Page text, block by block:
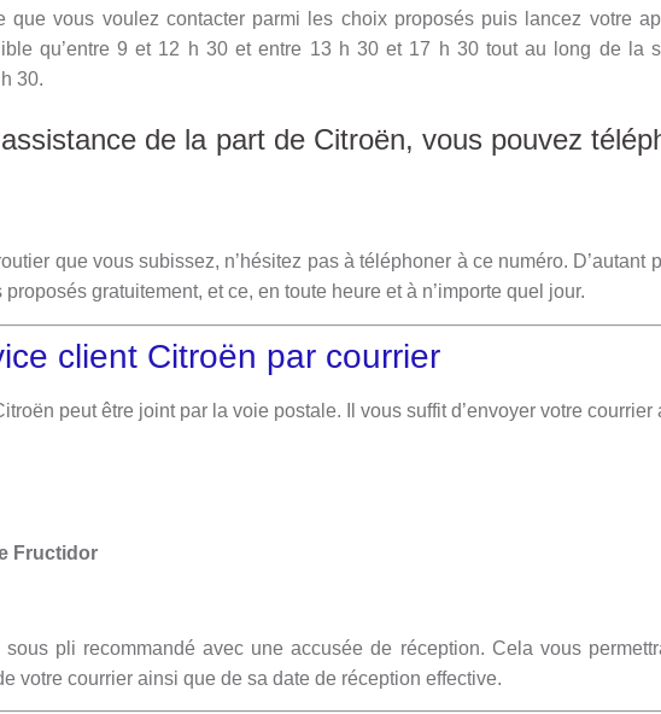
que vous voulez contacter parmi les choix proposés puis lancez votre
qu’entre 9 et 12 h 30 et entre 13 h 30 et 17 h 30 tout au long de la
30.
de la part de Citroën, vous pouvez
que vous subissez, n’hésitez pas à téléphoner à ce numéro. D’autant
proposés gratuitement, et ce, en toute heure et à n’importe quel jour.
client Citroën par courrier
peut être joint par la voie postale. Il vous suffit d’envoyer votre courrier
Fructidor
pli recommandé avec une accusée de réception. Cela vous
votre courrier ainsi que de sa date de réception effective.